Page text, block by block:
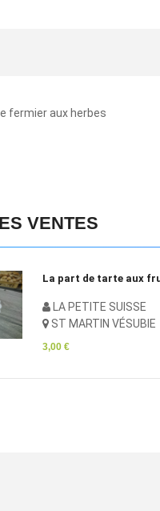
fermier aux herbes
VENTES
La part de tarte aux fruits
LA PETITE SUISSE
ST MARTIN VÉSUBIE
3,00 €